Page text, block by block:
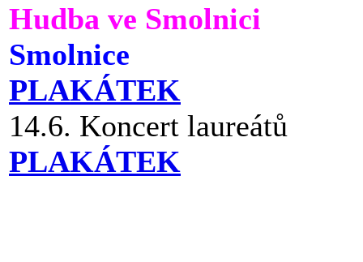
Hudba ve Smolnici
Smolnice
PLAKÁTEK
14.6. Koncert laureátů
PLAKÁTEK